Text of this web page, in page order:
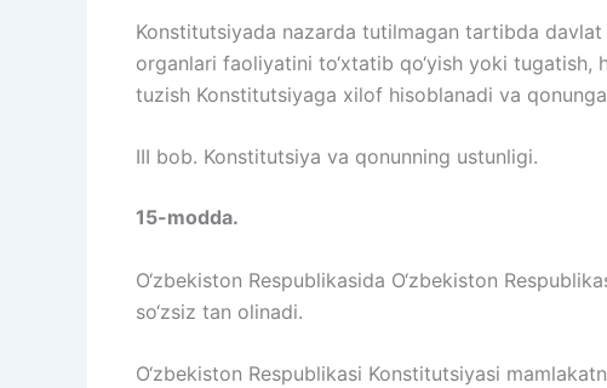
Konstitutsiyada nazarda tutilmagan tartibda
organlari faoliyatini to‘xtatib qo‘yish yoki
tuzish Konstitutsiyaga xilof hisoblanadi va
III bob. Konstitutsiya va qonunning ustunligi.
15-modda.
O‘zbekiston Respublikasida O‘zbekiston
so‘zsiz tan olinadi.
O‘zbekiston Respublikasi Konstitutsiyasi